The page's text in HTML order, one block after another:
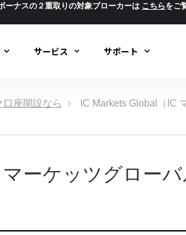
ーナスの２重取りの対象ブローカーは こちらをご
サービス サポート
口座開設なら IC Markets Global（IC
ーケッツグロー